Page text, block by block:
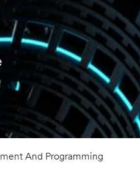
And Programming